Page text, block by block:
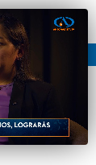
LÍNEA EDITORIAL